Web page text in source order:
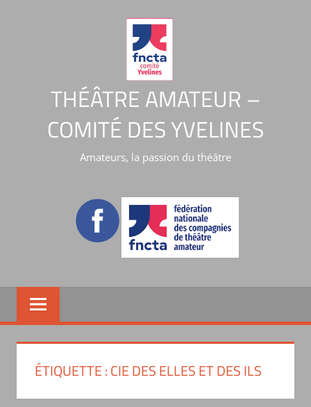
THÉÂTRE AMATEUR –
COMITÉ DES YVELINES
Amateurs, la passion du théâtre
ÉTIQUETTE :CIE DES ELLES ET DES ILS